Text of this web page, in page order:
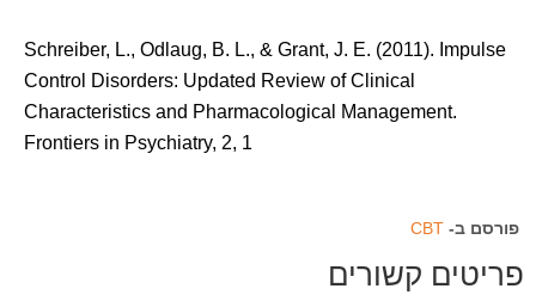
Schreiber, L., Odlaug, B. L., & Grant, J. E. (2011). Impulse
Control Disorders: Updated Review of Clinical
Characteristics and Pharmacological Management.
Frontiers in Psychiatry, 2, 1
פורסם ב- CBT
פריטים קשורים